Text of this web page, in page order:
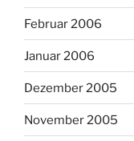
Februar 2006
Januar 2006
Dezember 2005
November 2005